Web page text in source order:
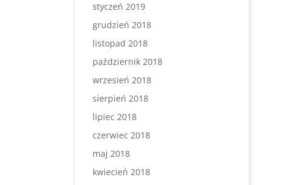
styczeń 2019
grudzień 2018
listopad 2018
październik 2018
wrzesień 2018
sierpień 2018
lipiec 2018
czerwiec 2018
maj 2018
kwiecień 2018